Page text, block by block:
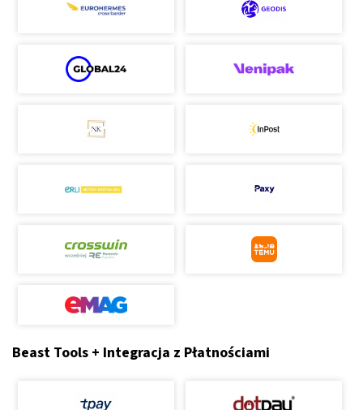
Beast Tools + Integracja z Płatnościami